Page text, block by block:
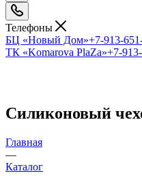
Телефоны
БЦ «Новый Дом»+7-913-
ТК «Komarova PlaZa»+7-
Силиконовый
Главная
—
Каталог